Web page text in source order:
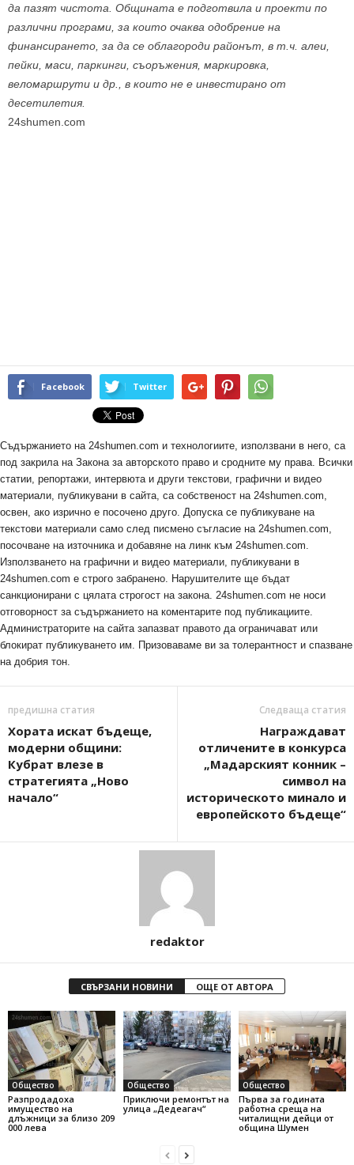
да пазят чистота. Общината е подготвила и проекти по
различни програми, за които очаква одобрение на
финансирането, за да се облагороди районът, в т.ч. алеи,
пейки, маси, паркинги, съоръжения, маркировка,
веломаршрути и др., в които не е инвестирано от
десетилетия.
24shumen.com
Facebook Twitter
Съдържанието на 24shumen.com и технологиите, използвани в него, са
под закрила на Закона за авторското право и сродните му права. Всички
статии, репортажи, интервюта и други текстови, графични и видео
материали, публикувани в сайта, са собственост на 24shumen.com,
освен, ако изрично е посочено друго. Допуска се публикуване на
текстови материали само след писмено съгласие на 24shumen.com,
посочване на източника и добавяне на линк към 24shumen.com.
Използването на графични и видео материали, публикувани в
24shumen.com е строго забранено. Нарушителите ще бъдат
санкционирани с цялата строгост на закона. 24shumen.com не носи
отговорност за съдържанието на коментарите под публикациите.
Администраторите на сайта запазват правото да ограничават или
блокират публикуването им. Призоваваме ви за толерантност и спазване
на добрия тон.
предишна статия
Хората искат бъдеще,
модерни общини:
Кубрат влезе в
стратегията „Ново
начало“
Следваща статия
Награждават
отличените в конкурса
„Мадарският конник –
символ на
историческото минало и
европейското бъдеще“
redaktor
СВЪРЗАНИ НОВИНИ ОЩЕ ОТ АВТОРА
Общество
Разпродадоха
имущество на
длъжници за близо 209
000 лева
Общество
Приключи ремонтът на
улица „Дедеагач“
Общество
Първа за годината
работна среща на
читалищни дейци от
община Шумен